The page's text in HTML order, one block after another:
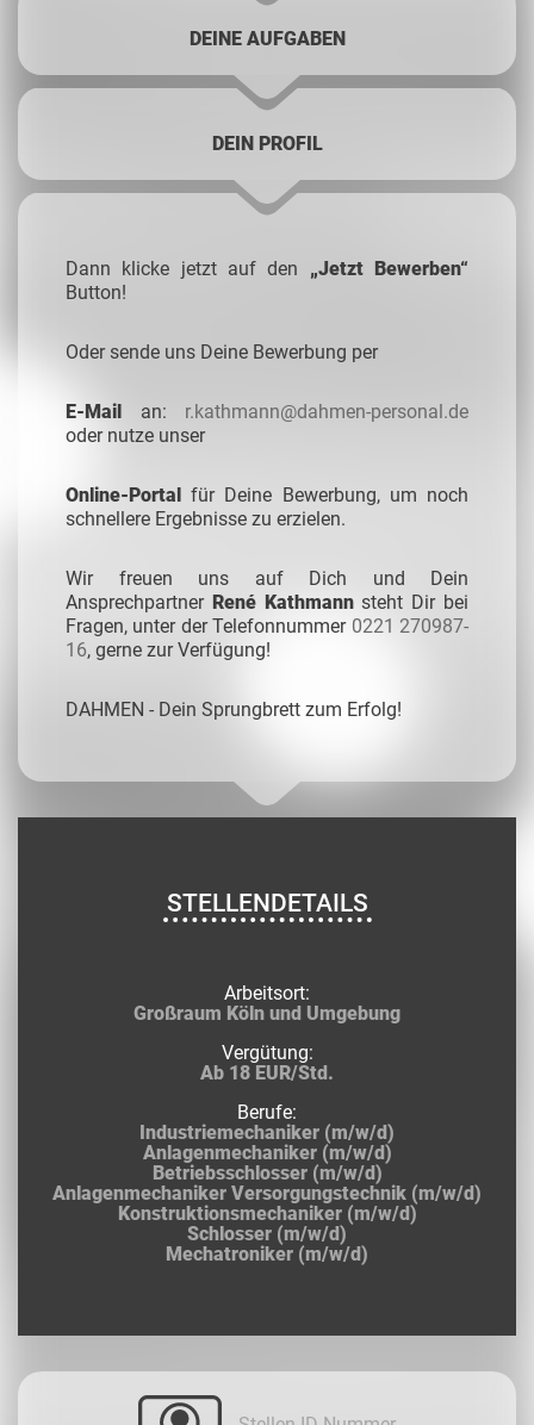
DEINE AUFGABEN
DEIN PROFIL
Dann klicke jetzt auf den „Jetzt Bewerben“
Button!
Oder sende uns Deine Bewerbung per
E-Mail an: r.kathmann@dahmen-personal.de
oder nutze unser
Online-Portal für Deine Bewerbung, um noch
schnellere Ergebnisse zu erzielen.
Wir freuen uns auf Dich und Dein
Ansprechpartner René Kathmannsteht Dir bei
Fragen, unter der Telefonnummer 0221 270987-
16, gerne zur Verfügung!
DAHMEN - Dein Sprungbrett zum Erfolg!
STELLENDETAILS
Arbeitsort:
Großraum Köln und Umgebung
Vergütung:
Ab 18 EUR/Std.
Berufe:
Industriemechaniker (m/w/d)
Anlagenmechaniker (m/w/d)
Betriebsschlosser (m/w/d)
Anlagenmechaniker Versorgungstechnik (m/w/d)
Konstruktionsmechaniker (m/w/d)
Schlosser (m/w/d)
Mechatroniker (m/w/d)